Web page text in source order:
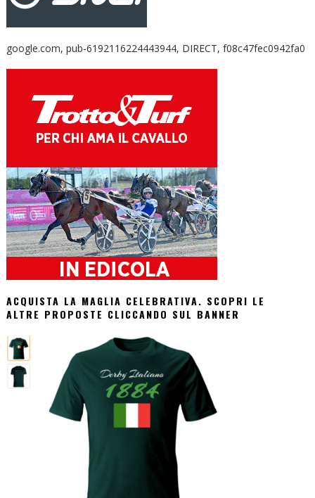
google.com, pub-6192116224443944, DIRECT, f08c47fec0942fa0
ACQUISTA LA MAGLIA CELEBRATIVA. SCOPRI LE
ALTRE PROPOSTE CLICCANDO SUL BANNER